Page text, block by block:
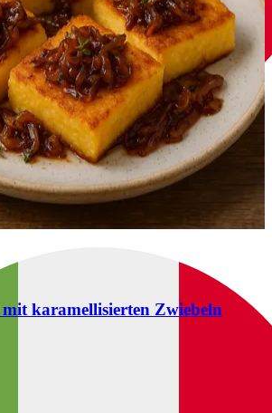
karamellisierten Zwiebeln